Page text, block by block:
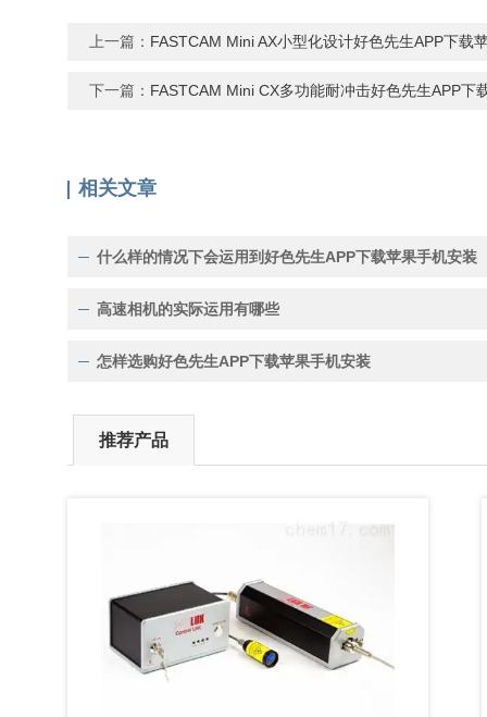
=7
上一篇： FASTCAM Mini AX小型化设计好色先生APP下载
下一篇： FASTCAM Mini CX多功能耐冲击好色先生APP下
相关文章
什么样的情况下会运用到好色先生APP下载苹果手机安装
高速相机的实际运用有哪些
怎样选购好色先生APP下载苹果手机安装
推荐产品